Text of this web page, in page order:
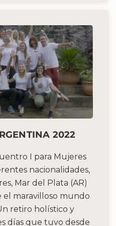
2022
I para Mujeres
nacionalidades,
Mar del Plata (AR)
el maravilloso mundo
retiro holístico y
días que tuvo desde